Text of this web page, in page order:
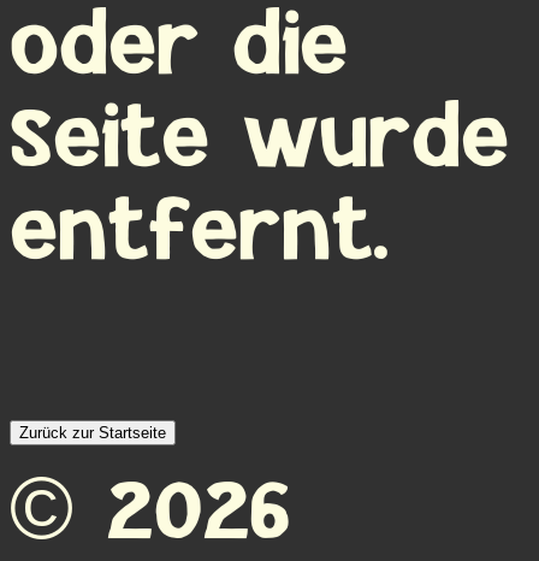
oder die
Seite wurde
entfernt.
Zurück zur Startseite
© 2026